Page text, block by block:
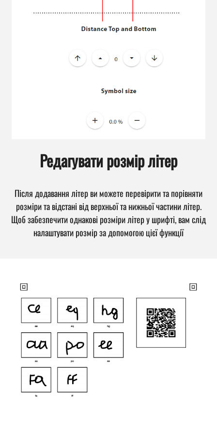
Редагувати розмір літер
Після додавання літер ви можете перевірити та порівняти
розміри та відстані від верхньої та нижньої частини літер.
Щоб забезпечити однакові розміри літер у шрифті, вам слід
налаштувати розмір за допомогою цієї функції